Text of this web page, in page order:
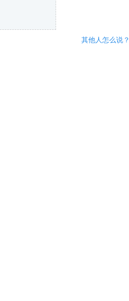
其他人怎么说？